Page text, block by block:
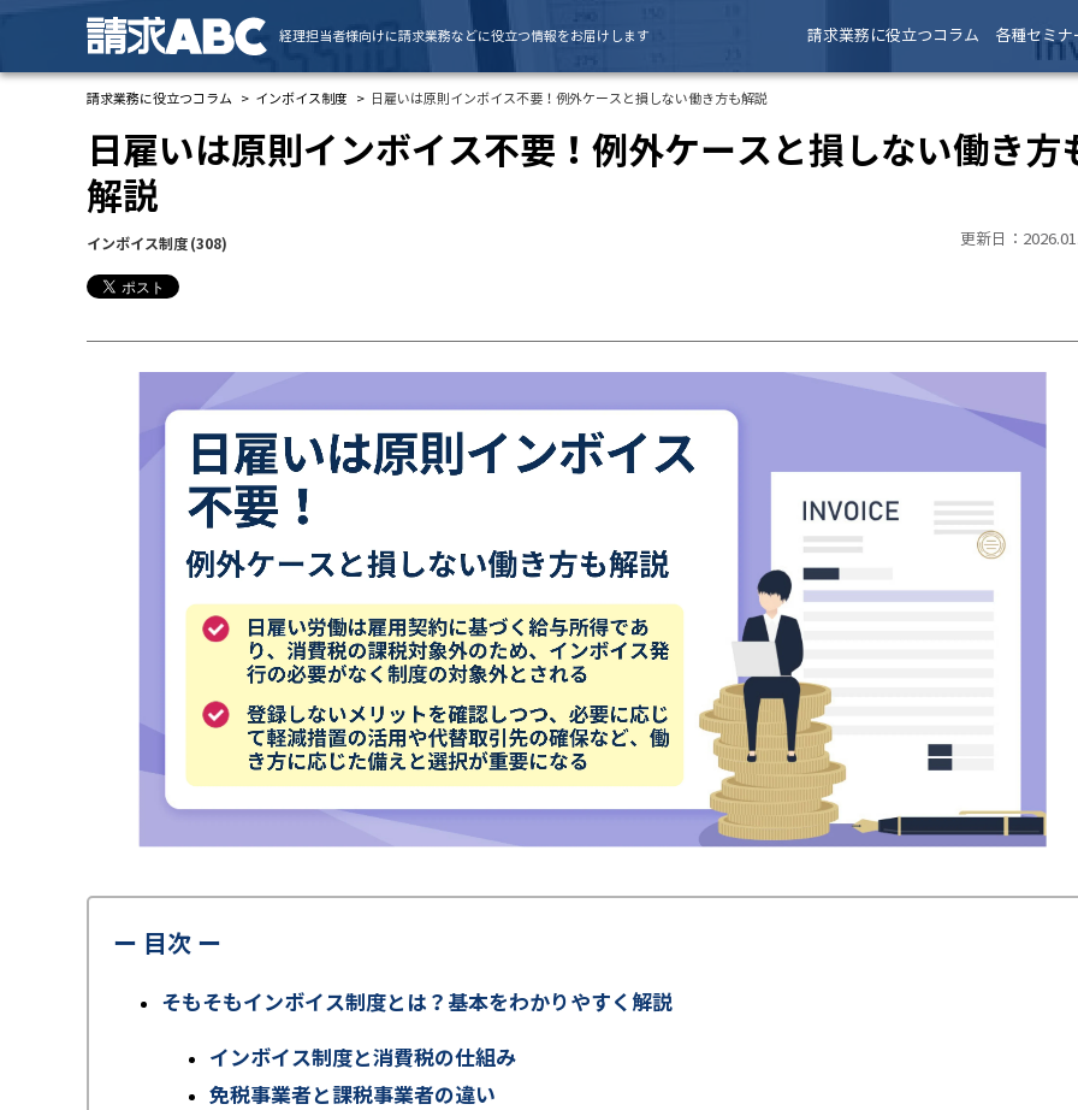
経理担当者様向けに請求業務などに役立つ情報をお届けします 請求業務に役立つコラム 各種セミナ
請求業務に役立つコラム インボイス制度 日雇いは原則インボイス不要！例外ケースと損しない働き方も解説
日雇いは原則インボイス不要！例外ケースと損しない働き方
解説
インボイス制度 (308) 更新日：
ー 目次 ー
そもそもインボイス制度とは？基本をわかりやすく解説
インボイス制度と消費税の仕組み
免税事業者と課税事業者の違い